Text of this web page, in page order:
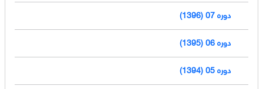
دوره 07 (1396)
دوره 06 (1395)
دوره 05 (1394)